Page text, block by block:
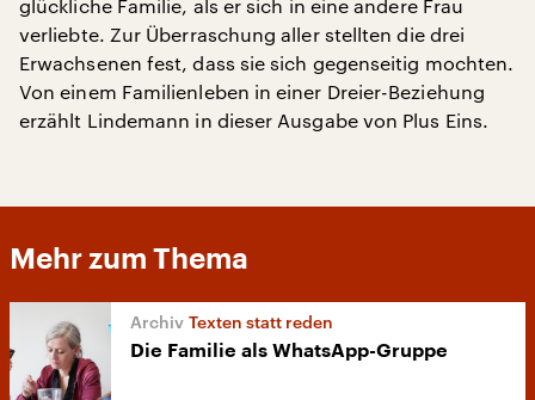
glückliche Familie, als er sich in eine andere Frau
verliebte. Zur Überraschung aller stellten die drei
Erwachsenen fest, dass sie sich gegenseitig mochten.
Von einem Familienleben in einer Dreier-Beziehung
erzählt Lindemann in dieser Ausgabe von Plus Eins.
Mehr zum Thema
Texten statt reden
Die Familie als WhatsApp-Gruppe